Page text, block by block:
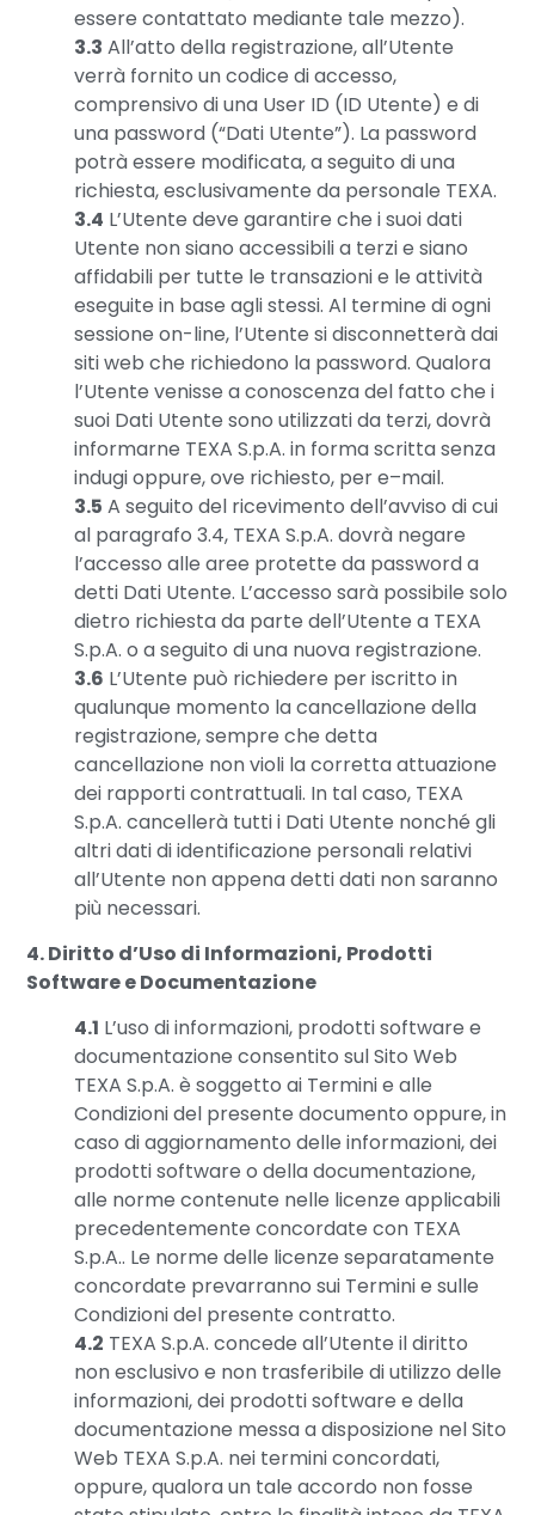
essere contattato mediante tale mezzo).
3.3 All’atto della registrazione, all’Utente
verrà fornito un codice di accesso,
comprensivo di una User ID (ID Utente) e di
una password (“Dati Utente”). La password
potrà essere modificata, a seguito di una
richiesta, esclusivamente da personale TEXA.
3.4 L’Utente deve garantire che i suoi dati
Utente non siano accessibili a terzi e siano
affidabili per tutte le transazioni e le attività
eseguite in base agli stessi. Al termine di ogni
sessione on-line, l’Utente si disconnetterà dai
siti web che richiedono la password. Qualora
l’Utente venisse a conoscenza del fatto che i
suoi Dati Utente sono utilizzati da terzi, dovrà
informarne TEXA S.p.A. in forma scritta senza
indugi oppure, ove richiesto, per e–mail.
3.5 A seguito del ricevimento dell’avviso di cui
al paragrafo 3.4, TEXA S.p.A. dovrà negare
l’accesso alle aree protette da password a
detti Dati Utente. L’accesso sarà possibile solo
dietro richiesta da parte dell’Utente a TEXA
S.p.A. o a seguito di una nuova registrazione.
3.6 L’Utente può richiedere per iscritto in
qualunque momento la cancellazione della
registrazione, sempre che detta
cancellazione non violi la corretta attuazione
dei rapporti contrattuali. In tal caso, TEXA
S.p.A. cancellerà tutti i Dati Utente nonché gli
altri dati di identificazione personali relativi
all’Utente non appena detti dati non saranno
più necessari.
4. Diritto d’Uso di Informazioni, Prodotti
Software e Documentazione
4.1 L’uso di informazioni, prodotti software e
documentazione consentito sul Sito Web
TEXA S.p.A. è soggetto ai Termini e alle
Condizioni del presente documento oppure, in
caso di aggiornamento delle informazioni, dei
prodotti software o della documentazione,
alle norme contenute nelle licenze applicabili
precedentemente concordate con TEXA
S.p.A.. Le norme delle licenze separatamente
concordate prevarranno sui Termini e sulle
Condizioni del presente contratto.
4.2 TEXA S.p.A. concede all’Utente il diritto
non esclusivo e non trasferibile di utilizzo delle
informazioni, dei prodotti software e della
documentazione messa a disposizione nel Sito
Web TEXA S.p.A. nei termini concordati,
oppure, qualora un tale accordo non fosse